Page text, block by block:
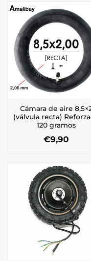
Cámara de aire
(válvula recta)
120 gramos
€9,90